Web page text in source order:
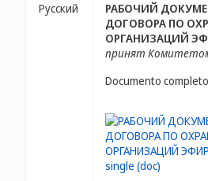
Русский
РАБОЧИЙ
ДОГОВОРА ПО
ОРГАНИЗАЦИЙ
принят
Documento completo